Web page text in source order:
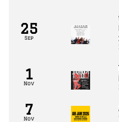
25
Sep
1
Nov
7
Nov